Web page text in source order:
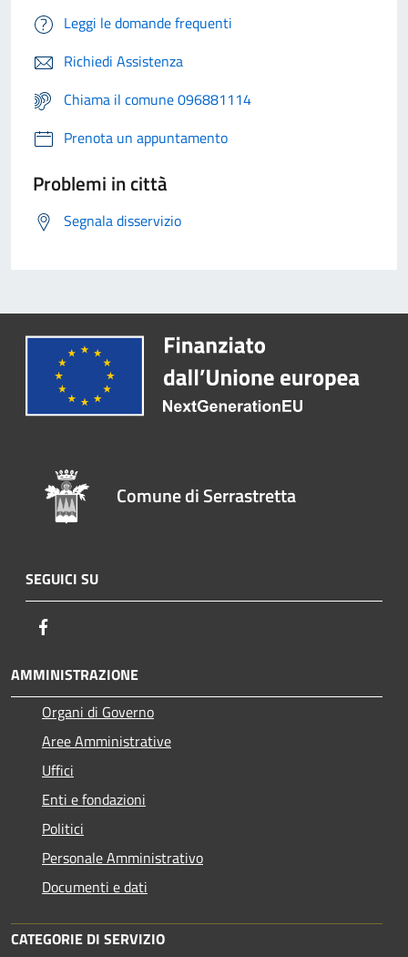
Leggi le domande frequenti
Richiedi Assistenza
Chiama il comune 096881114
Prenota un appuntamento
Problemi in città
Segnala disservizio
Comune di Serrastretta
SEGUICI SU
AMMINISTRAZIONE
Organi di Governo
Aree Amministrative
Uffici
Enti e fondazioni
Politici
Personale Amministrativo
Documenti e dati
CATEGORIE DI SERVIZIO